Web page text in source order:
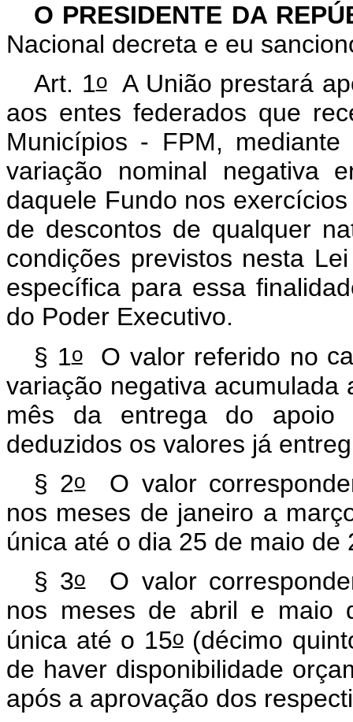
O PRESIDENTE DA
Nacional decreta e eu
Art. 1oA União prestará
aos entes federados que
Municípios - FPM,
variação nominal negativa
daquele Fundo nos
de descontos de qualquer
condições previstos nesta
específica para essa
do Poder Executivo.
§ 1oO valor referido no
variação negativa
mês da entrega do apoio
deduzidos os valores já
§ 2oO valor
nos meses de janeiro a
única até o dia 25 de maio
§ 3oO valor
nos meses de abril e maio
única até o 15o(décimo
de haver disponibilidade
após a aprovação dos